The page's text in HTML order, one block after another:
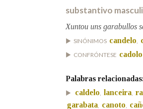
Remata por
Contén
substantivo
Xuntou uns garabullos
SINÓNIMOS candelo,
CONFRÓNTESE cadolo
Palabras
caldelo, lanceira,
garabata, canoto,